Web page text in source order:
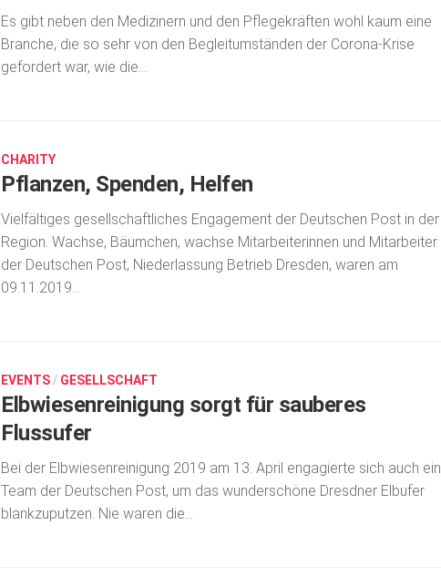
Es gibt neben den Medizinern und den Pflegekräften wohl kaum eine
Branche, die so sehr von den Begleitumständen der Corona-Krise
gefordert war, wie die...
CHARITY
Pflanzen, Spenden, Helfen
Vielfältiges gesellschaftliches Engagement der Deutschen Post in der
Region. Wachse, Bäumchen, wachse Mitarbeiterinnen und Mitarbeiter
der Deutschen Post, Niederlassung Betrieb Dresden, waren am
09.11.2019...
EVENTS / GESELLSCHAFT
Elbwiesenreinigung sorgt für sauberes
Flussufer
Bei der Elbwiesenreinigung 2019 am 13. April engagierte sich auch ein
Team der Deutschen Post, um das wunderschöne Dresdner Elbufer
blankzuputzen. Nie waren die...